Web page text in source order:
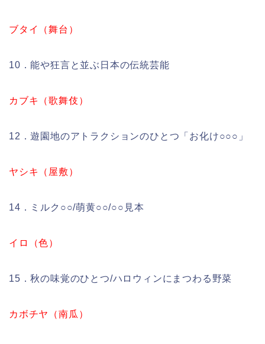
ブタイ（舞台）
10．能や狂言と並ぶ日本の伝統芸能
カブキ（歌舞伎）
12．遊園地のアトラクションのひとつ「お化け○○○」
ヤシキ（屋敷）
14．ミルク○○/萌黄○○/○○見本
イロ（色）
15．秋の味覚のひとつ/ハロウィンにまつわる野菜
カボチヤ（南瓜）